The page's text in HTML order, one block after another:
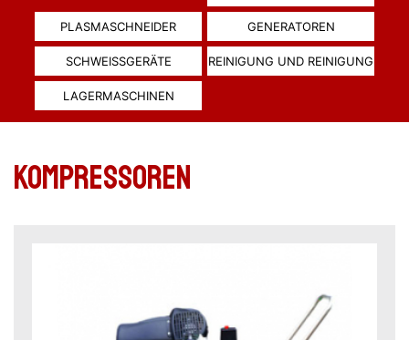
PLASMASCHNEIDER GENERATOREN
SCHWEISSGERÄTE REINIGUNG UND REINIGUNG
LAGERMASCHINEN
Kompressoren